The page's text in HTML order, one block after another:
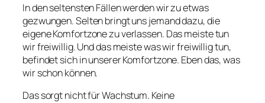
In den seltensten Fällen werden wir zu etwas
gezwungen. Selten bringt uns jemand dazu, die
eigene Komfortzone zu verlassen. Das meiste tun
wir freiwillig. Und das meiste was wir freiwillig tun,
befindet sich in unserer Komfortzone. Eben das, was
wir schon können.
Das sorgt nicht für Wachstum. Keine